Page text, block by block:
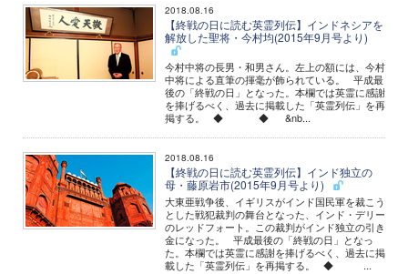
2018.08.16
【終戦の日に読む英霊列伝】インドネシアを
解放した聖将・今村均(2015年9月号より)
今村中将の長男・和男さん。左上の額には、今村
中将による直筆の揮毫が飾られている。 平成最
後の「終戦の日」となった。本欄では英霊に感謝
を捧げるべく、過去に掲載した「英霊列伝」を再
掲する。 ◆ ◆ &nb...
2018.08.16
【終戦の日に読む英霊列伝】インド独立の
母・藤原岩市(2015年9月号より)
大東亜戦争後、イギリスがインド国民軍を裁こう
とした戦犯裁判の舞台となった、インド・デリー
のレッドフォート。この裁判がインド独立の引き
金になった。 平成最後の「終戦の日」となっ
た。本欄では英霊に感謝を捧げるべく、過去に掲
載した「英霊列伝」を再掲する。 ◆ ...